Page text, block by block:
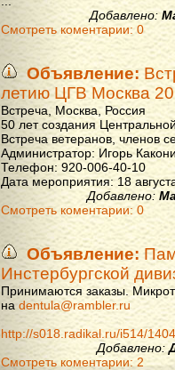
Добавлено:
Смотреть коментарии: 0
Объявление:
летию ЦГВ Москва
Встреча, Москва, Россия
50 лет создания
Встреча ветеранов, членов
Администратор: Игорь
Телефон: 920-006-40-10
Дата мероприятия: 18
Добавлено:
Смотреть коментарии: 0
Объявление:
Инстербургской
Принимаются заказы.
на dentula@rambler.ru
http://s018.radikal.ru/i514/
Добавлено:
Смотреть коментарии: 2